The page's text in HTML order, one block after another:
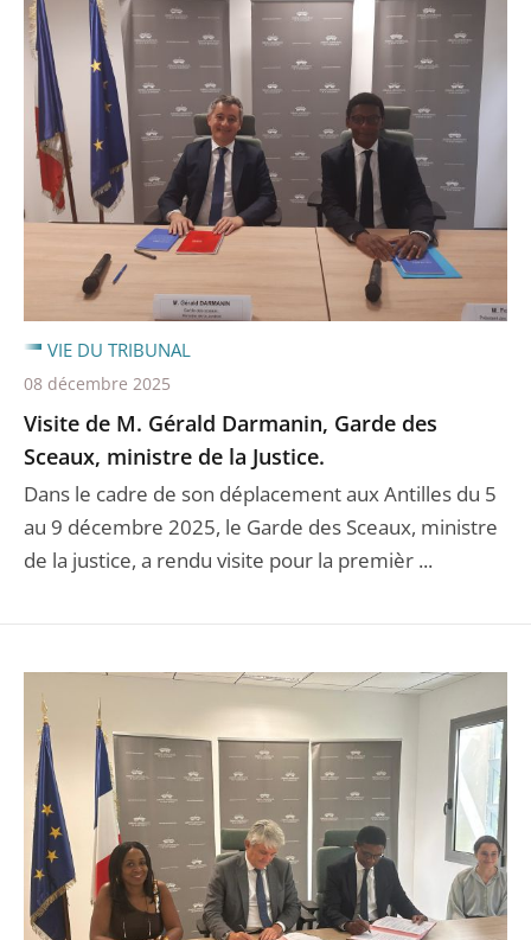
Visite de M. Gérald Darmanin, Garde des
Sceaux, ministre de la Justice.
Dans le cadre de son déplacement aux Antilles du 5
au 9 décembre 2025, le Garde des Sceaux, ministre
de la justice, a rendu visite pour la premièr ...
VIE DU TRIBUNAL
08 décembre 2025